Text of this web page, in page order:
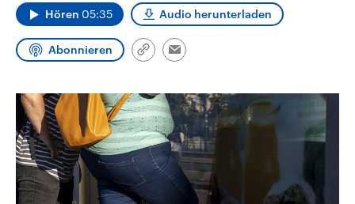
Wahlprogramme, aktuelle Berichte
und Hintergründe zu den Parteien
Wahl.
Sendungen Programm Podcasts
Audio-Archiv
Hören 05:35 Audio herunterladen
Abonnieren
Link
Email